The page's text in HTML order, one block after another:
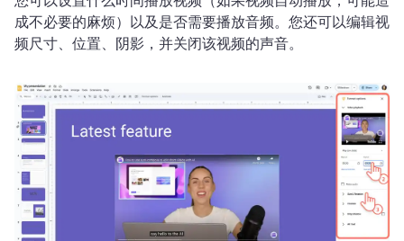
成不必要的麻烦）以及是否需要播放音频。 您还可以编辑视
频尺寸、位置、阴影，并关闭该视频的声音。